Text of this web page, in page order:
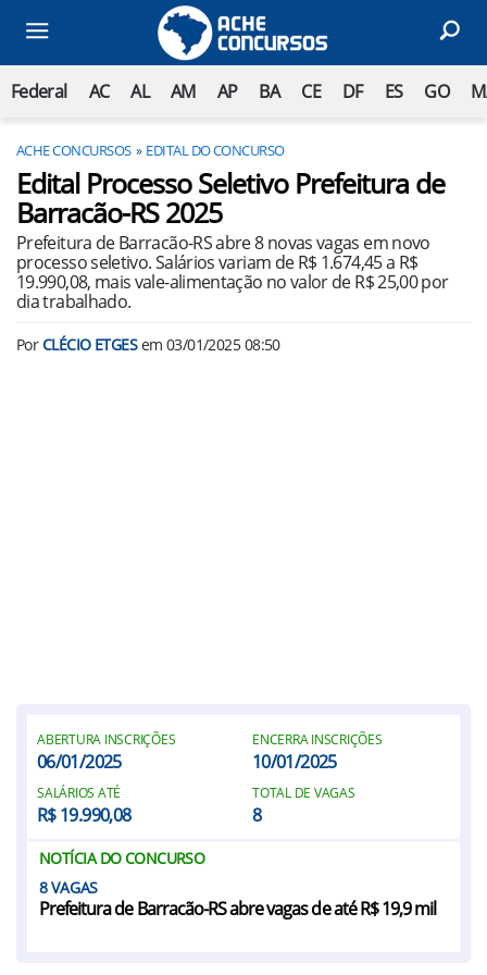
Federal AC AL AM AP BA CE DF ES GO
ACHE CONCURSOS EDITAL DO CONCURSO
Edital Processo Seletivo Prefeitura de
Barracão-RS 2025
Prefeitura de Barracão-RS abre 8 novas vagas em novo
processo seletivo. Salários variam de R$ 1.674,45 a R$
19.990,08, mais vale-alimentação no valor de R$ 25,00 por
dia trabalhado.
PorCLÉCIO ETGESem 03/01/2025 08:50
ABERTURA INSCRIÇÕES
06/01/2025
ENCERRA INSCRIÇÕES
10/01/2025
SALÁRIOS ATÉ
R$ 19.990,08
TOTAL DE VAGAS
8
NOTÍCIA DO CONCURSO
8
Prefeitura de Barracão-RS abre vagas de até R$ 19,9 mil